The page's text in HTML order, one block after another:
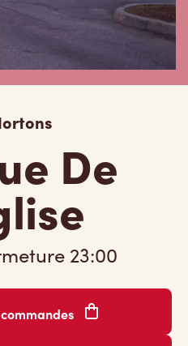
De
23:00